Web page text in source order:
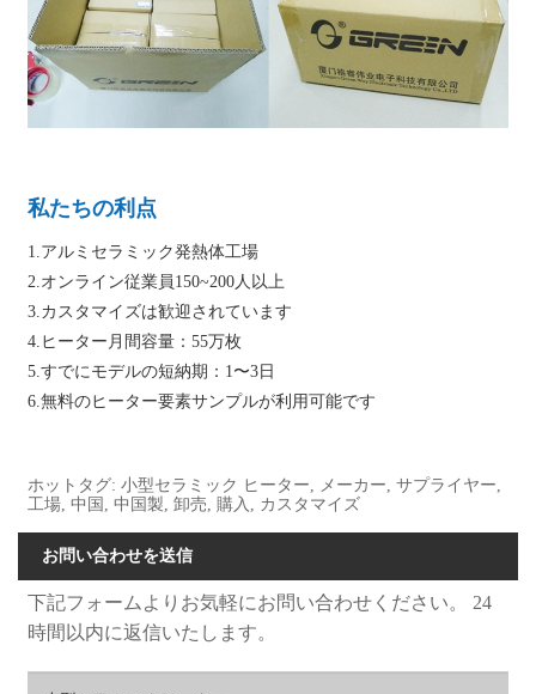
私たちの利点
1.アルミセラミック発熱体工場
2.オンライン従業員150~200人以上
3.カスタマイズは歓迎されています
4.ヒーター月間容量：55万枚
5.すでにモデルの短納期：1〜3日
6.無料のヒーター要素サンプルが利用可能です
ホットタグ: 小型セラミック ヒーター, メーカー, サプライヤー,
工場, 中国, 中国製, 卸売, 購入, カスタマイズ
お問い合わせを送信
下記フォームよりお気軽にお問い合わせください。 24
時間以内に返信いたします。